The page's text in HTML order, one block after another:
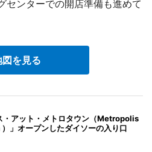
センターでの開店準備も進めて
図を見る
・アット・メトロタウン（Metropolis
」オープンしたダイソーの入り口